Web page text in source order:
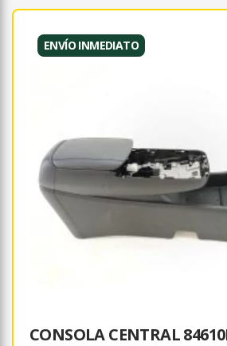
ENVÍO INMEDIATO
CONSOLA CENTRAL